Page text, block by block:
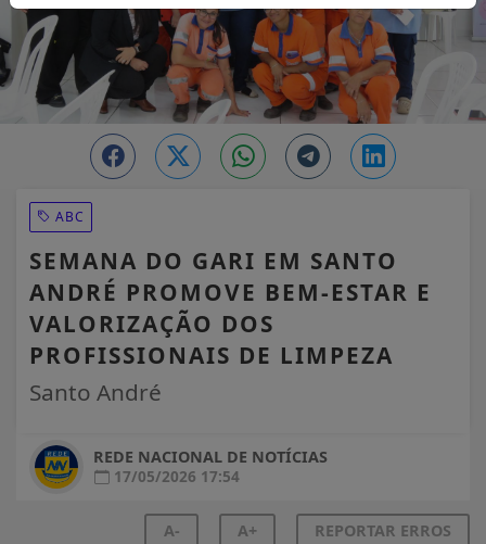
ABC
SEMANA DO GARI EM SANTO
ANDRÉ PROMOVE BEM-ESTAR E
VALORIZAÇÃO DOS
PROFISSIONAIS DE LIMPEZA
Santo André
REDE NACIONAL DE NOTÍCIAS
17/05/2026 17:54
A- A+ REPORTAR ERROS